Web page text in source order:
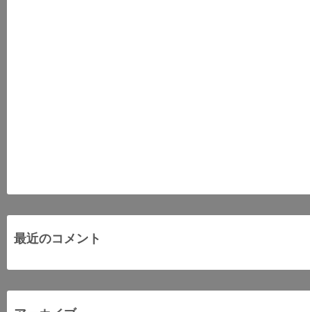
最近のコメント